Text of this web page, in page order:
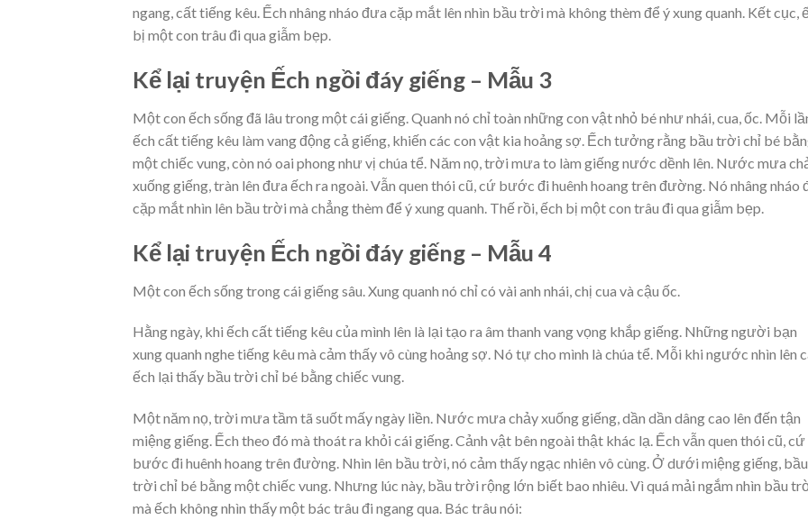
ngang, cất tiếng kêu. Ếch nhâng nháo đưa cặp mắt lên nhìn bầu trời mà không thèm để ý xung quanh. Kết cục,
bị một con trâu đi qua giẫm bẹp.
Kể lại truyện Ếch ngồi đáy giếng – Mẫu 3
Một con ếch sống đã lâu trong một cái giếng. Quanh nó chỉ toàn những con vật nhỏ bé như nhái, cua, ốc. Mỗi
ếch cất tiếng kêu làm vang động cả giếng, khiến các con vật kia hoảng sợ. Ếch tưởng rằng bầu trời chỉ bé
một chiếc vung, còn nó oai phong như vị chúa tể. Năm nọ, trời mưa to làm giếng nước dềnh lên. Nước mưa
xuống giếng, tràn lên đưa ếch ra ngoài. Vẫn quen thói cũ, cứ bước đi huênh hoang trên đường. Nó nhâng nháo
cặp mắt nhìn lên bầu trời mà chẳng thèm để ý xung quanh. Thế rồi, ếch bị một con trâu đi qua giẫm bẹp.
Kể lại truyện Ếch ngồi đáy giếng – Mẫu 4
Một con ếch sống trong cái giếng sâu. Xung quanh nó chỉ có vài anh nhái, chị cua và cậu ốc.
Hằng ngày, khi ếch cất tiếng kêu của mình lên là lại tạo ra âm thanh vang vọng khắp giếng. Những người bạn
xung quanh nghe tiếng kêu mà cảm thấy vô cùng hoảng sợ. Nó tự cho mình là chúa tể. Mỗi khi ngước nhìn lên
ếch lại thấy bầu trời chỉ bé bằng chiếc vung.
Một năm nọ, trời mưa tầm tã suốt mấy ngày liền. Nước mưa chảy xuống giếng, dần dần dâng cao lên đến tận
miệng giếng. Ếch theo đó mà thoát ra khỏi cái giếng. Cảnh vật bên ngoài thật khác lạ. Ếch vẫn quen thói cũ, cứ
bước đi huênh hoang trên đường. Nhìn lên bầu trời, nó cảm thấy ngạc nhiên vô cùng. Ở dưới miệng giếng, bầu
trời chỉ bé bằng một chiếc vung. Nhưng lúc này, bầu trời rộng lớn biết bao nhiêu. Vì quá mải ngắm nhìn bầu
mà ếch không nhìn thấy một bác trâu đi ngang qua. Bác trâu nói: